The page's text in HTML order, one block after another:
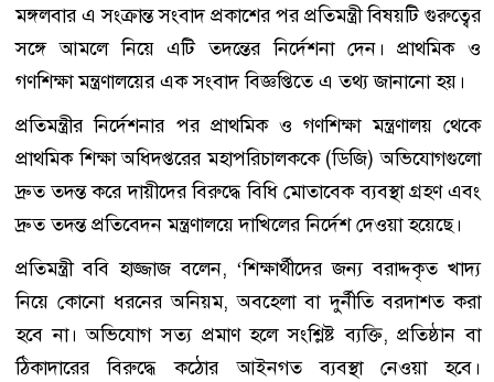
মঙ্গলবার এ সংক্রান্ত সংবাদ প্রকাশের পর প্রতিমন্ত্রী বিষয়টি গুরুত্বের
সঙ্গে আমলে নিয়ে এটি তদন্তের নির্দেশনা দেন। প্রাথমিক ও
গণশিক্ষা মন্ত্রণালয়ের এক সংবাদ বিজ্ঞপ্তিতে এ তথ্য জানানো হয়।
প্রতিমন্ত্রীর নির্দেশনার পর প্রাথমিক ও গণশিক্ষা মন্ত্রণালয় থেকে
প্রাথমিক শিক্ষা অধিদপ্তরের মহাপরিচালককে (ডিজি) অভিযোগগুলো
দ্রুত তদন্ত করে দায়ীদের বিরুদ্ধে বিধি মোতাবেক ব্যবস্থা গ্রহণ এবং
দ্রুত তদন্ত প্রতিবেদন মন্ত্রণালয়ে দাখিলের নির্দেশ দেওয়া হয়েছে।
প্রতিমন্ত্রী ববি হাজ্জাজ বলেন, ‘শিক্ষার্থীদের জন্য বরাদ্দকৃত খাদ্য
নিয়ে কোনো ধরনের অনিয়ম, অবহেলা বা দুর্নীতি বরদাশত করা
হবে না। অভিযোগ সত্য প্রমাণ হলে সংশ্লিষ্ট ব্যক্তি, প্রতিষ্ঠান বা
ঠিকাদারের বিরুদ্ধে কঠোর আইনগত ব্যবস্থা নেওয়া হবে।